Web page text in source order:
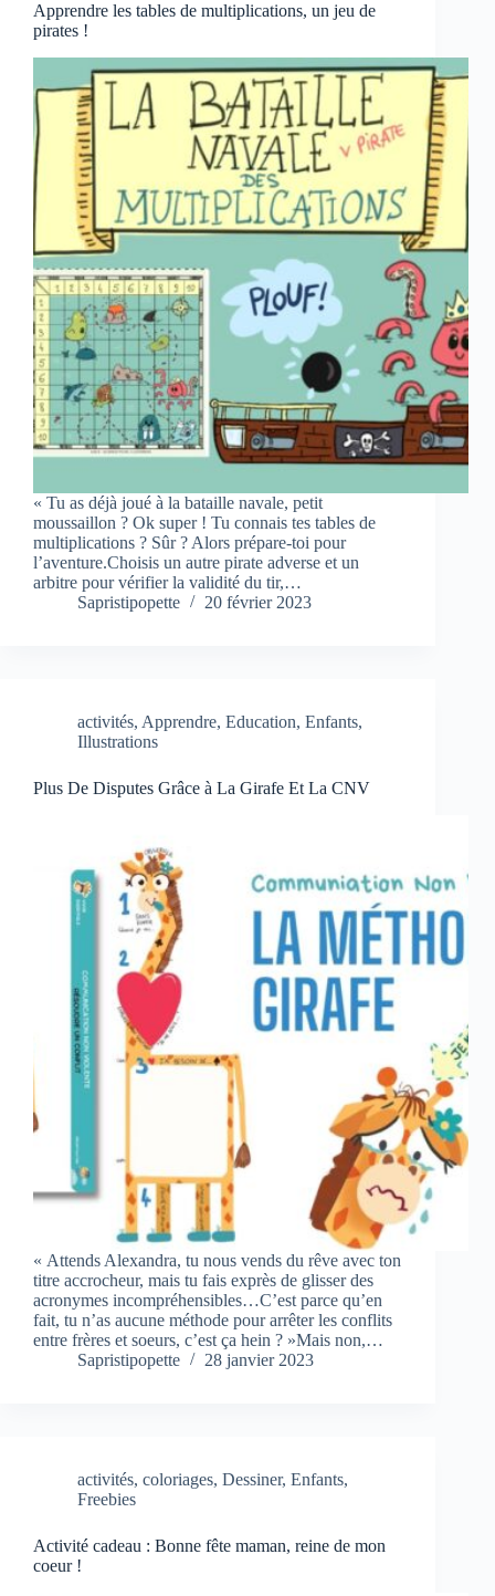
Apprendre les tables de multiplications, un jeu de
pirates !
« Tu as déjà joué à la bataille navale, petit
moussaillon ? Ok super ! Tu connais tes tables de
multiplications ? Sûr ? Alors prépare-toi pour
l’aventure.Choisis un autre pirate adverse et un
arbitre pour vérifier la validité du tir,…
Sapristipopette
20 février 2023
activités, Apprendre, Education, Enfants,
Illustrations
Plus De Disputes Grâce à La Girafe Et La CNV
« Attends Alexandra, tu nous vends du rêve avec ton
titre accrocheur, mais tu fais exprès de glisser des
acronymes incompréhensibles…C’est parce qu’en
fait, tu n’as aucune méthode pour arrêter les conflits
entre frères et soeurs, c’est ça hein ? »Mais non,…
Sapristipopette
28 janvier 2023
activités, coloriages, Dessiner, Enfants,
Freebies
Activité cadeau : Bonne fête maman, reine de mon
coeur !